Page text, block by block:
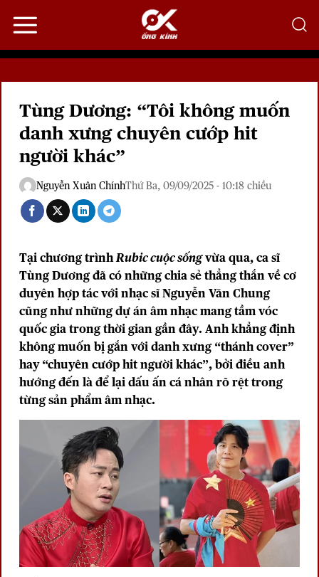
qua
dung
Tùng Dương: “Tôi không muốn
danh xưng chuyên cướp hit
người khác”
Nguyễn Xuân ChínhThứ Ba, 09/09/2025 - 10:18 chiều
Tại chương trìnhRubic cuộc sốngvừa qua, ca sĩ
Tùng Dương đã có những chia sẻ thẳng thắn về cơ
duyên hợp tác với nhạc sĩ Nguyễn Văn Chung
cũng như những dự án âm nhạc mang tầm vóc
quốc gia trong thời gian gần đây. Anh khẳng định
không muốn bị gắn với danh xưng “thánh cover”
hay “chuyên cướp hit người khác”, bởi điều anh
hướng đến là để lại dấu ấn cá nhân rõ rệt trong
từng sản phẩm âm nhạc.